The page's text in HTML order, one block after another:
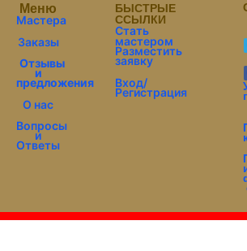
Меню
Мастера
Заказы
Отзывы
и
предложения
О нас
Вопросы
и
Ответы
БЫСТРЫЕ
ССЫЛКИ
Стать
мастером
Разместить
заявку
Вход/
Регистрация